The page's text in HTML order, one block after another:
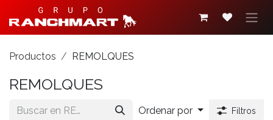
Ir al contenido
Productos REMOLQUES
REMOLQUES
Ordenar por Filtros